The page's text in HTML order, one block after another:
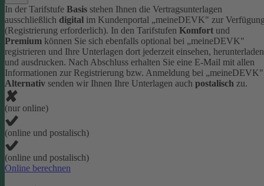
In der Tarifstufe Basis stehen Ihnen die Vertragsunterlagen
ausschließlich digital im Kundenportal „meineDEVK" zur
(Registrierung erforderlich). In den Tarifstufen Komfort und
Premium können Sie sich ebenfalls optional bei „meineDEVK"
registrieren und Ihre Unterlagen dort jederzeit einsehen, herunterladen
und ausdrucken. Nach Abschluss erhalten Sie eine E-Mail mit allen
Informationen zur Registrierung bzw. Anmeldung bei
Alternativ senden wir Ihnen Ihre Unterlagen auch postalisch zu.
(nur online)
(online und postalisch)
(online und postalisch)
Online berechnen